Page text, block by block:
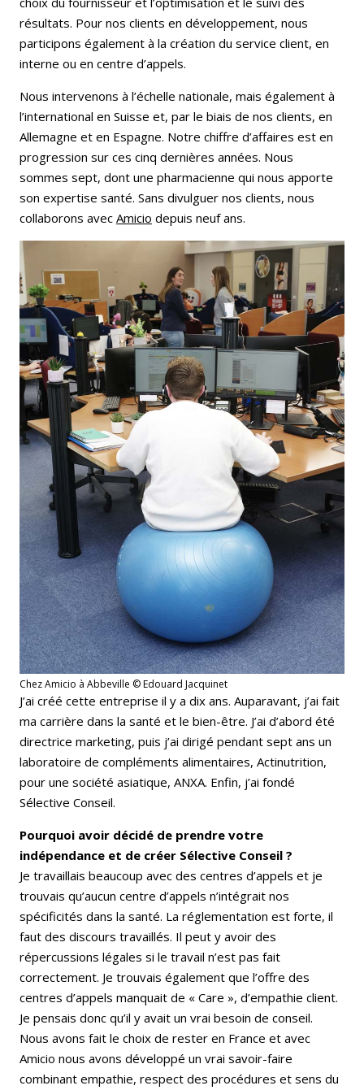
résultats. Pour nos clients en développement, nous
participons également à la création du service client, en
interne ou en centre d’appels.
Nous intervenons à l’échelle nationale, mais également à
l’international en Suisse et, par le biais de nos clients, en
Allemagne et en Espagne. Notre chiffre d’affaires est en
progression sur ces cinq dernières années. Nous
sommes sept, dont une pharmacienne qui nous apporte
son expertise santé. Sans divulguer nos clients, nous
collaborons avec Amicio depuis neuf ans.
Chez Amicio à Abbeville © Edouard Jacquinet
J’ai créé cette entreprise il y a dix ans. Auparavant, j’ai fait
ma carrière dans la santé et le bien-être. J’ai d’abord été
directrice marketing, puis j’ai dirigé pendant sept ans un
laboratoire de compléments alimentaires, Actinutrition,
pour une société asiatique, ANXA. Enfin, j’ai fondé
Sélective Conseil.
Pourquoi avoir décidé de prendre votre
indépendance et de créer Sélective Conseil ?
Je travaillais beaucoup avec des centres d’appels et je
trouvais qu’aucun centre d’appels n’intégrait nos
spécificités dans la santé. La réglementation est forte, il
faut des discours travaillés. Il peut y avoir des
répercussions légales si le travail n’est pas fait
correctement. Je trouvais également que l’offre des
centres d’appels manquait de « Care », d’empathie client.
Je pensais donc qu’il y avait un vrai besoin de conseil.
Nous avons fait le choix de rester en France et avec
Amicio nous avons développé un vrai savoir-faire
combinant empathie, respect des procédures et sens du